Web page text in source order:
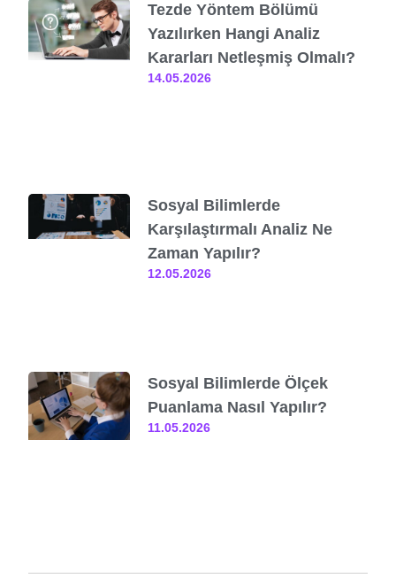
Tezde Yöntem Bölümü
Yazılırken Hangi Analiz
Kararları Netleşmiş Olmalı?
14.05.2026
Sosyal Bilimlerde
Karşılaştırmalı Analiz Ne
Zaman Yapılır?
12.05.2026
Sosyal Bilimlerde Ölçek
Puanlama Nasıl Yapılır?
11.05.2026